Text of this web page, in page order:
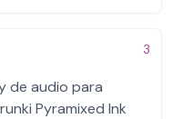
3
de audio para
Pyramixed Ink